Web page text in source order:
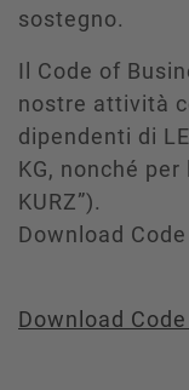
sostegno.
Il Code of
nostre attività
dipendenti di
KG, nonché
KURZ”).
Download
Download